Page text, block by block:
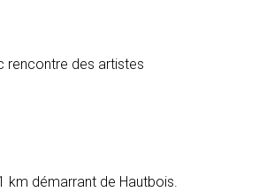
rencontre des artistes
km démarrant de Hautbois.